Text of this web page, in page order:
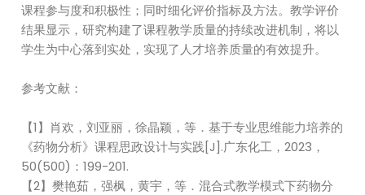
课程参与度和积极性；同时细化评价指标及方法。教学评价
结果显示，研究构建了课程教学质量的持续改进机制，将以
学生为中心落到实处，实现了人才培养质量的有效提升。
参考文献：
【1】肖欢，刘亚丽，徐晶颖，等．基于专业思维能力培养的
《药物分析》课程思政设计与实践[J].广东化工，2023，
50(500)：199-201.
【2】樊艳茹，强枫，黄宇，等．混合式教学模式下药物分